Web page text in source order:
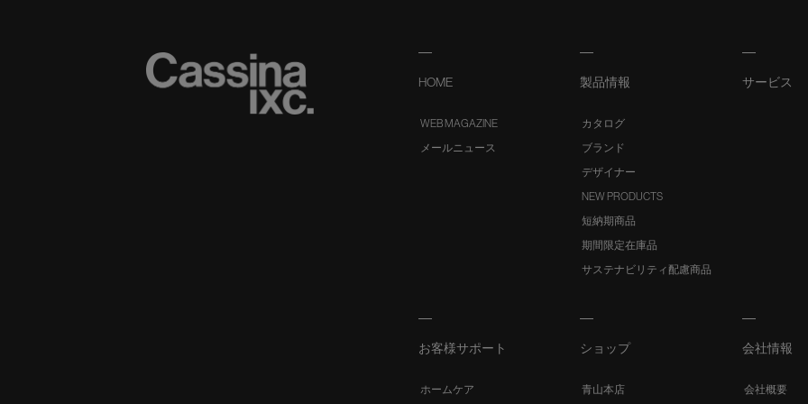
HOME
WEB MAGAZINE
メールニュース
製品情報
カタログ
ブランド
デザイナー
NEW PRODUCTS
短納期商品
期間限定在庫品
サステナビリティ配慮商品
サービス
お客様サポート
ホームケア
ショップ
青山本店
会社情報
会社概要